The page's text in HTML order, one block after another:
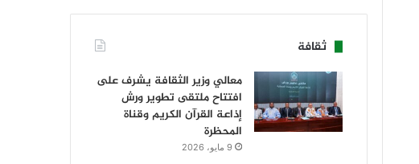
ثقافة
معالي وزير الثقافة يشرف على
افتتاح ملتقى تطوير ورش
إذاعة القرآن الكريم وقناة
المحظرة
9 مايو، 2026